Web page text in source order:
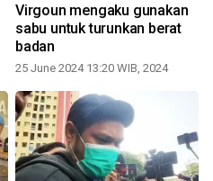
Virgoun mengaku gunakan
sabu untuk turunkan berat
badan
25 June 2024 13:20 WIB, 2024